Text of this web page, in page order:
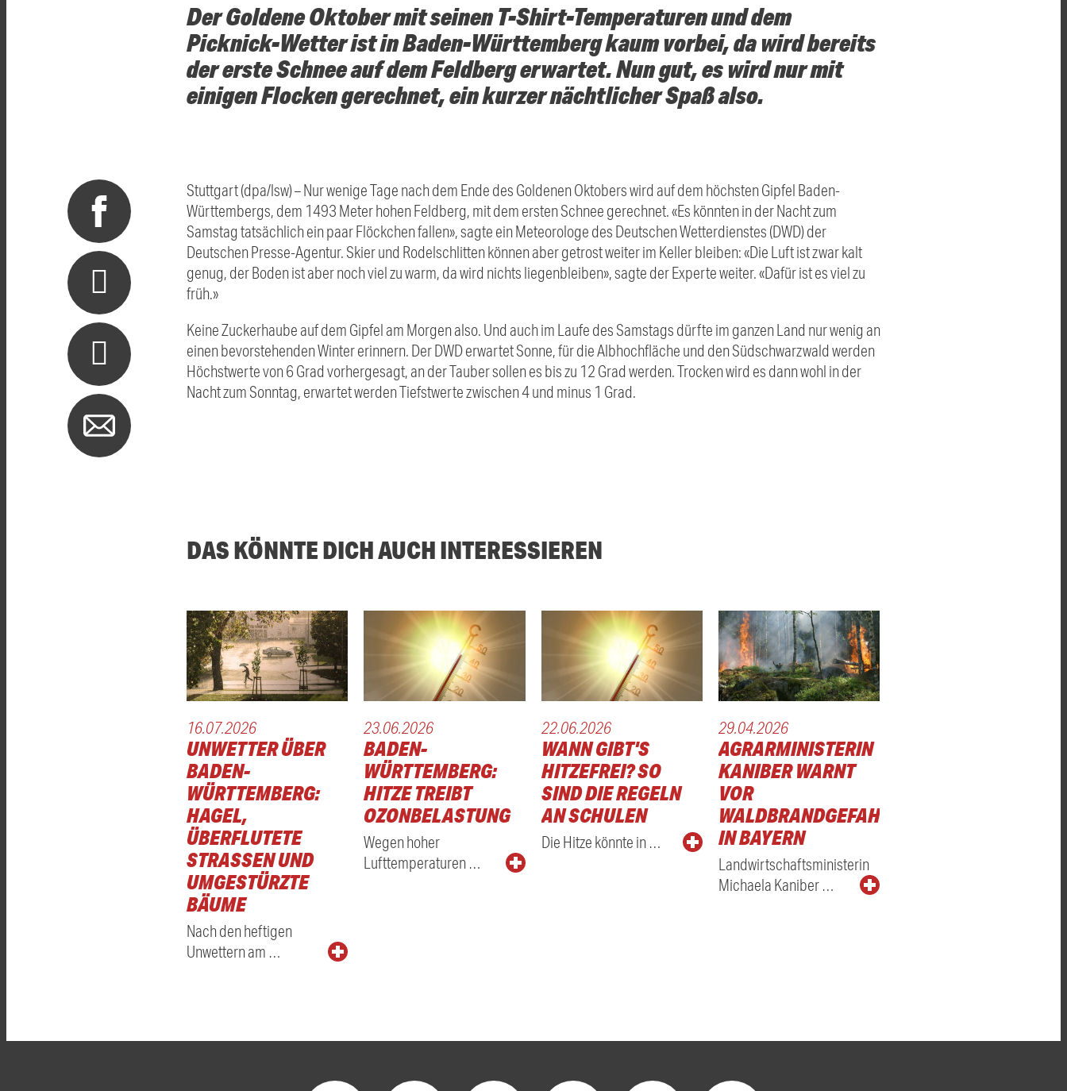
Der Goldene Oktober mit seinen T-Shirt-Temperaturen und dem
Picknick-Wetter ist in Baden-Württemberg kaum vorbei, da wird bereits
der erste Schnee auf dem Feldberg erwartet. Nun gut, es wird nur mit
einigen Flocken gerechnet, ein kurzer nächtlicher Spaß also.
Stuttgart (dpa/lsw) – Nur wenige Tage nach dem Ende des Goldenen Oktobers wird auf dem höchsten Gipfel Baden-
Württembergs, dem 1493 Meter hohen Feldberg, mit dem ersten Schnee gerechnet. «Es könnten in der Nacht zum
Samstag tatsächlich ein paar Flöckchen fallen», sagte ein Meteorologe des Deutschen Wetterdienstes (DWD) der
Deutschen Presse-Agentur. Skier und Rodelschlitten können aber getrost weiter im Keller bleiben: «Die Luft ist zwar kalt
genug, der Boden ist aber noch viel zu warm, da wird nichts liegenbleiben», sagte der Experte weiter. «Dafür ist es viel zu
früh.»
Keine Zuckerhaube auf dem Gipfel am Morgen also. Und auch im Laufe des Samstags dürfte im ganzen Land nur wenig an
einen bevorstehenden Winter erinnern. Der DWD erwartet Sonne, für die Albhochfläche und den Südschwarzwald werden
Höchstwerte von 6 Grad vorhergesagt, an der Tauber sollen es bis zu 12 Grad werden. Trocken wird es dann wohl in der
Nacht zum Sonntag, erwartet werden Tiefstwerte zwischen 4 und minus 1 Grad.
DAS KÖNNTE DICH AUCH INTERESSIEREN
16.07.2026
UNWETTER ÜBER
BADEN-
WÜRTTEMBERG:
HAGEL,
ÜBERFLUTETE
STRASSEN UND U
MGESTÜRZTE B
ÄUME
Nach den heftigen
Unwettern am …
23.06.2026
BADEN-
WÜRTTEMBERG:
HITZE TREIBT
OZONBELASTUNG
Wegen hoher
Lufttemperaturen …
22.06.2026
WANN GIBT'S
HITZEFREI? SO
SIND DIE REGELN
AN SCHULEN
Die Hitze könnte in …
29.04.2026
AGRARMINISTERIN
KANIBER WARNT
VOR
WALDBRANDGEFAHR
IN BAYERN
Landwirtschaftsministerin
Michaela Kaniber …